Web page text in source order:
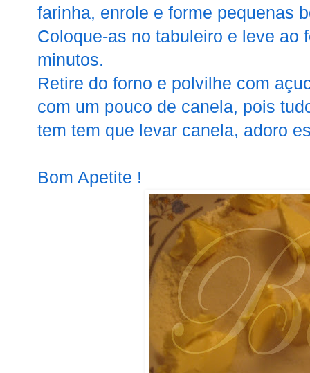
farinha, enrole e forme pequenas
Coloque-as no tabuleiro e leve ao
minutos.
Retire do forno e polvilhe com
com um pouco de canela, pois
tem tem que levar canela, adoro
Bom Apetite !